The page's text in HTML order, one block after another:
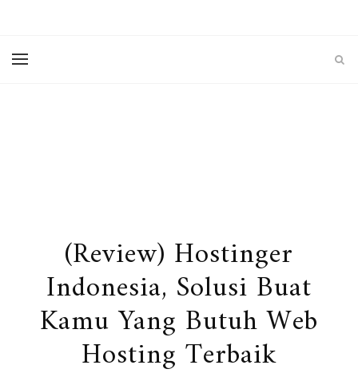
(Review) Hostinger
Indonesia, Solusi Buat
Kamu Yang Butuh Web
Hosting Terbaik